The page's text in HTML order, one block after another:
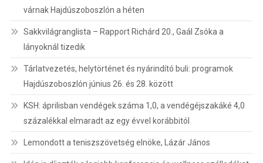
várnak Hajdúszoboszlón a héten
Sakkvilágranglista – Rapport Richárd 20., Gaál Zsóka a
lányoknál tizedik
Tárlatvezetés, helytörténet és nyárindító buli: programok
Hajdúszoboszlón június 26. és 28. között
KSH: áprilisban vendégek száma 1,0, a vendégéjszakáké 4,0
százalékkal elmaradt az egy évvel korábbitól
Lemondott a teniszszövetség elnöke, Lázár János